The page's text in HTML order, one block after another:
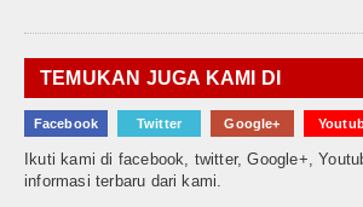
TEMUKAN JUGA KAMI DI
Facebook Twitter Google+
Ikuti kami di facebook, twitter, Google+,
informasi terbaru dari kami.